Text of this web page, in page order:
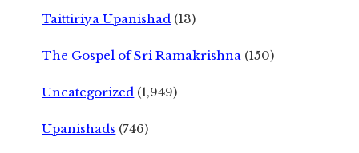
Taittiriya Upanishad (13)
The Gospel of Sri Ramakrishna (150)
Uncategorized (1,949)
Upanishads (746)